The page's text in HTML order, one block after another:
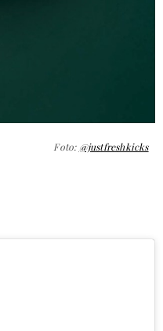
Foto: @justfreshkicks